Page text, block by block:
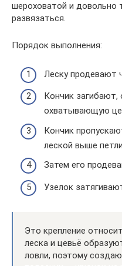
шероховатой и довольно
развязаться.
Порядок выполнения:
Леску продевают
Кончик загибают,
охватывающую
Кончик
леской выше
Затем его
Узелок
Это крепление
леска и цевьё
ловли, поэтому